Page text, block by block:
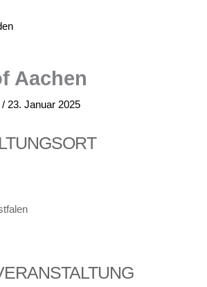
Aachen
/ 23. Januar 2025